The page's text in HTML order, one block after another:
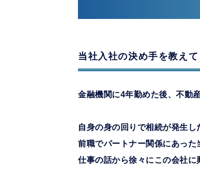
当社入社の決め手を教えて
金融機関に4年勤めた後、不動
自身の身の回りで相続が発生
前職でパートナー関係にあった
仕事の話から徐々にこの会社に